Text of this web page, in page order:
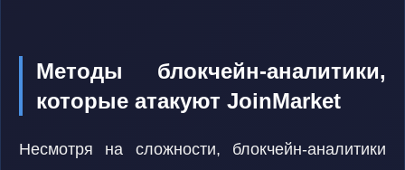
Методы блокчейн-аналитики,
которые атакуют JoinMarket
Несмотря на сложности, блокчейн-аналитики